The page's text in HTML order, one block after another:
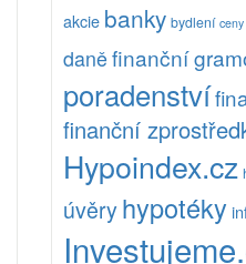
akcie banky bydlení
daněfinanční
poradenství
finanční
Hypoindex.cz
úvěryhypotéky